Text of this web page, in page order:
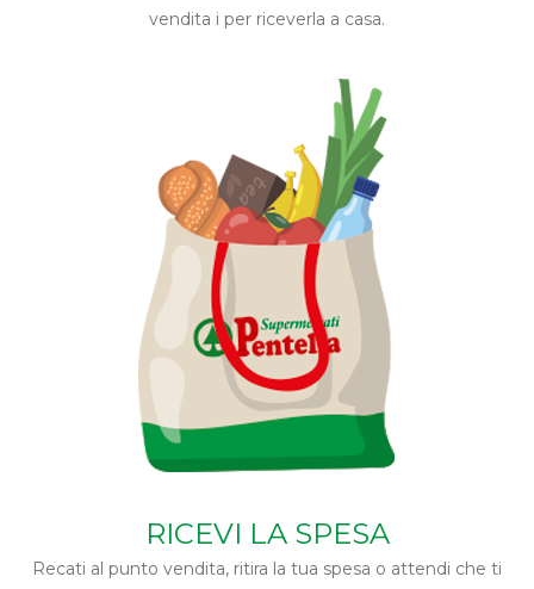
vendita i per riceverla a casa.
RICEVI LA SPESA
Recati al punto vendita, ritira la tua spesa o attendi che ti